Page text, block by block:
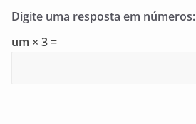
Digite uma resposta em números:
um × 3 =